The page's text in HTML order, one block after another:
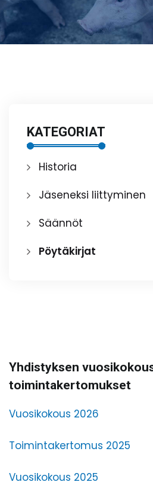
KATEGORIAT
Historia
Jäseneksi liittyminen
Säännöt
Pöytäkirjat
Yhdistyksen
toimintakertomukset
Vuosikokous 2026
Toimintakertomus 2025
Vuosikokous 2025